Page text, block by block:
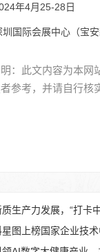
年4月25-28日
国际会展中心（宝安
：此文内容为本网
参考，并请自行核
生产力发展，“打卡
图上榜国家企业技